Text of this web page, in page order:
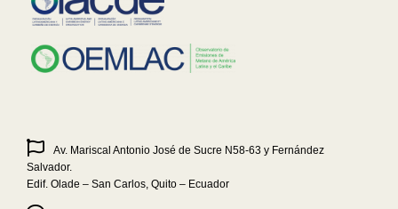
Av. Mariscal Antonio José de Sucre N58-63 y Fernández
Salvador.
Edif. Olade – San Carlos, Quito – Ecuador